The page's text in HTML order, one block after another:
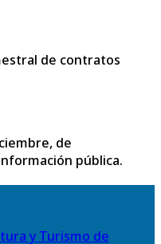
de contratos
de
pública.